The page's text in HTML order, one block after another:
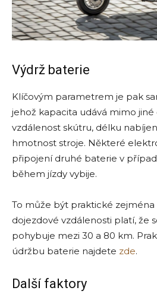
Výdrž baterie
Klíčovým parametrem je pak
jehož kapacita udává mimo jiné
vzdálenost skútru, délku
hmotnost stroje. Některé
připojení druhé baterie v
během jízdy vybije.
To může být praktické zejména
dojezdové vzdálenosti platí, že
pohybuje mezi 30 a 80 km.
údržbu baterie najdete zde.
Další faktory